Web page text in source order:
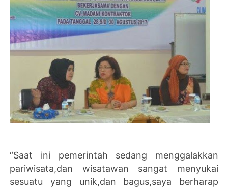
“Saat ini pemerintah sedang menggalakkan
pariwisata,dan wisatawan sangat menyukai
sesuatu yang unik,dan bagus,saya berharap